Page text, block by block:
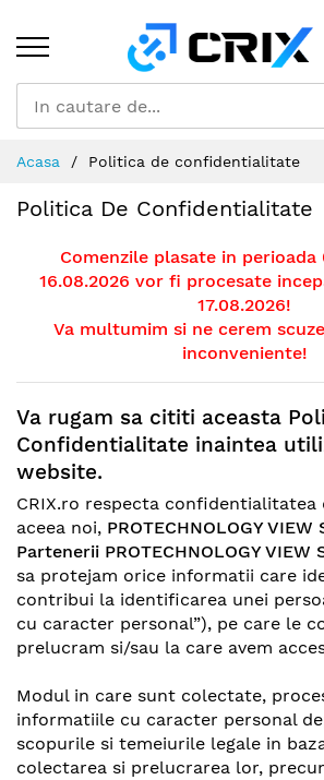
Continut
Acasa Politica de confidentialitate
Politica De Confidentialitate
Comenzile plasate in perioada
16.08.2026 vor fi procesate
17.08.2026!
Va multumim si ne cerem
inconveniente!
Va rugam sa cititi aceasta
Confidentialitate inaintea
website.
CRIX.ro respecta confidentialitatea
aceea noi, PROTECHNOLOGY VIEW
Partenerii PROTECHNOLOGY VIEW
sa protejam orice informatii care
contribui la identificarea unei
cu caracter personal”), pe care le
prelucram si/sau la care avem
Modul in care sunt colectate,
informatiile cu caracter personal
scopurile si temeiurile legale in
colectarea si prelucrarea lor,